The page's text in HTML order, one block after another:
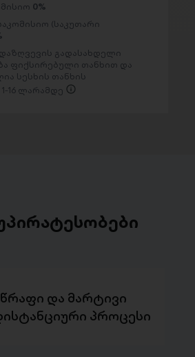
0%
(საკუთარი
გადასახდელი
ფიქსირებული თანხით და
სესხის თანხის
16 ლარამდე
და მარტივი
პროცესი